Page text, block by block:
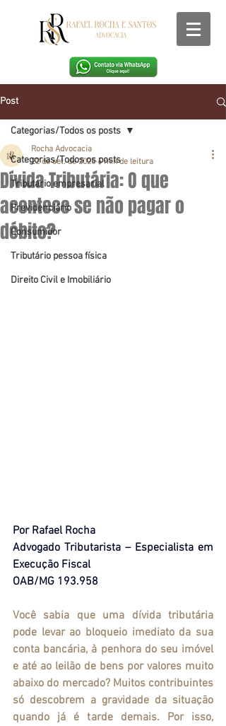
Post
Categorias/Todos os posts
Tributário empresarial
Previdenciário
Consumidor
Tributário pessoa física
Direito Civil e Imobiliário
Categorias/Todos os posts
Dívida Tributária: O que
acontece se não pagar o
débito?
Rocha Advocacia
22 de set. de 2025 4 min de leitura
Por Rafael Rocha
Advogado Tributarista – Especialista em
Execução Fiscal
OAB/MG 193.958
Você sabia que uma dívida tributária
pode levar ao bloqueio imediato da sua
conta bancária, à penhora do seu imóvel
e até ao leilão de bens por valores muito
abaixo do mercado? Muitos contribuintes
só descobrem a gravidade da situação
quando já é tarde demais. Por isso,